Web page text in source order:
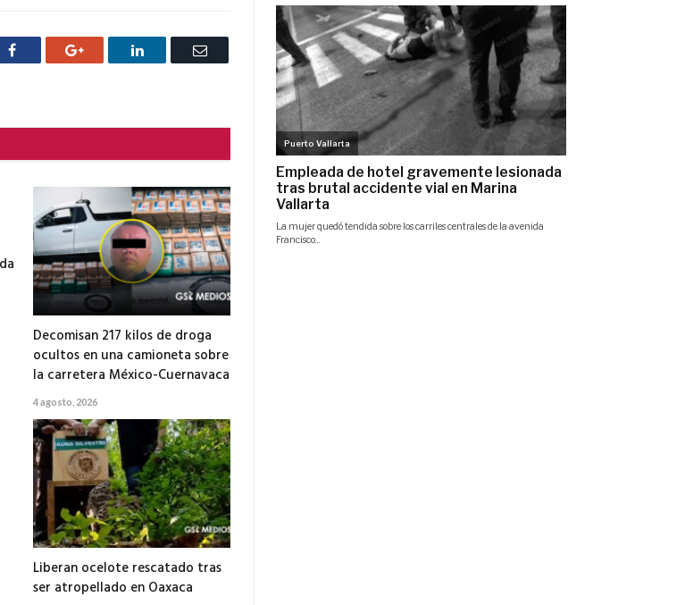
Facebook Google+ LinkedIn
Correo
Decomisan 217 kilos de droga
ocultos en una camioneta sobre
la carretera México-Cuernavaca
4 agosto, 2026
Liberan ocelote rescatado tras
ser atropellado en Oaxaca